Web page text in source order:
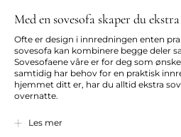
Med en sovesofa skaper du
Ofte er design i innredningen enten
sovesofa kan kombinere begge deler
Sovesofaene våre er for deg som
samtidig har behov for en praktisk
hjemmet ditt er, har du alltid ekstra
overnatte.
Les mer